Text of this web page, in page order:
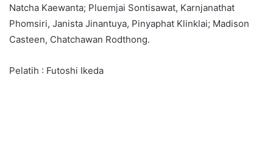
Natcha Kaewanta; Pluemjai Sontisawat, Karnjanathat
Phomsiri, Janista Jinantuya, Pinyaphat Klinklai; Madison
Casteen, Chatchawan Rodthong.
Pelatih : Futoshi Ikeda